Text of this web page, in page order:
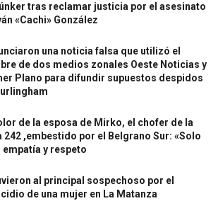
tras reclamar justicia por el asesinato
«Cachi» González
una noticia falsa que utilizó el
de dos medios zonales Oeste Noticias y
Plano para difundir supuestos despidos
de la esposa de Mirko, el chofer de la
242 ,embestido por el Belgrano Sur: «Solo
empatía y respeto
al principal sospechoso por el
de una mujer en La Matanza